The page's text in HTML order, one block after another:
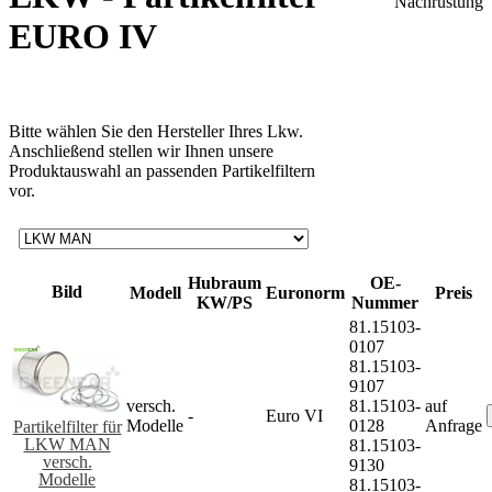
EURO IV
Bitte wählen Sie den Hersteller Ihres Lkw.
Anschließend stellen wir Ihnen unsere
Produktauswahl an passenden Partikelfiltern
vor.
Bild Modell
Hubraum
KW/PS
Euronorm
OE-
Nummer
Preis
Partikelfilter für
LKW MAN
versch.
Modelle
versch.
Modelle
- Euro VI
81.15103-
0107
81.15103-
9107
81.15103-
0128
81.15103-
9130
81.15103-
auf
Anfrage